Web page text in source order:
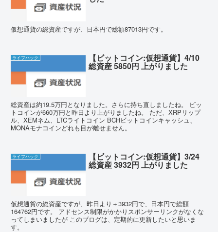
仮想通貨の総資産ですが、日本円で総額87013円です。
ライフハック 【ビットコイン:仮想通貨】4/10
総資産 5850円 上がりました
総資産は約19.5万円となりました。さらに持ち直しましたね。 ビッ
トコインが660万円と昨日より上がりましたね。 ただ、XRPリップ
ル、XEMネム、LTCライトコイン BCHビットコインキャッシュ、
MONAモナコインどれも目が離せません。
ライフハック 【ビットコイン:仮想通貨】3/24
総資産 3932円 上がりました
仮想通貨の総資産ですが、昨日より＋3932円で、日本円で総額
164762円です。 アドセンス制限がかかりスポンサーリンクがなくな
ってしまいましたが このブログは、定期的に更新したいと思いま
す。